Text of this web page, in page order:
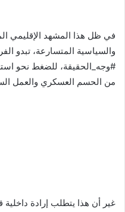
في ظل هذا المشهد الإقليمي
والسياسية المتسارعة، تبدو
#وجه_الحقيقة، للضغط نحو
من الحسم العسكري والعمل
غير أن هذا يتطلب إرادة داخلية